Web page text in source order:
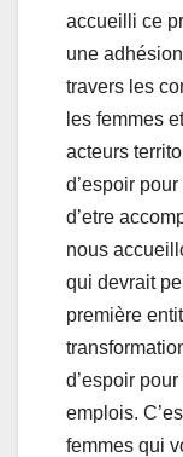
accueilli ce
une
travers les
les femmes
acteurs
d’espoir
d’etre
nous
qui devrait
première
d’espoir
emplois.
femmes qui